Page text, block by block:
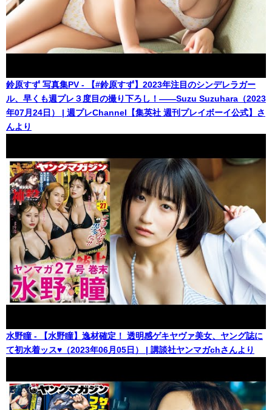
鈴原すず 写真集PV - 【#鈴原すず】2023年注目のシンデレラガー
ル、早くも週プレ３度目の撮り下ろし！――Suzu Suzuhara（2023
年07月24日） | 週プレChannel【集英社 週刊プレイボーイ公式】さ
んより
水野瞳 - 【水野瞳】逸材確定！ 透明感ゲキヤヴァ美女、ヤング誌に
て初水着ッス♥（2023年06月05日） | 講談社ヤンマガchさんより